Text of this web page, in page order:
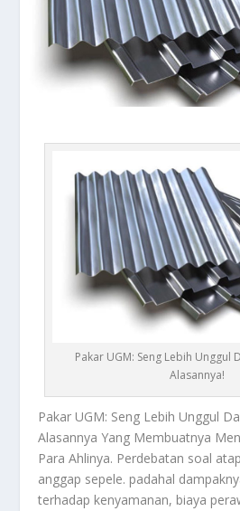
Pakar UGM: Seng Lebih Unggul
Alasannya!
Pakar UGM: Seng Lebih Unggul
Alasannya Yang Membuatnya
Para Ahlinya. Perdebatan soal
anggap sepele. padahal
terhadap kenyamanan, biaya